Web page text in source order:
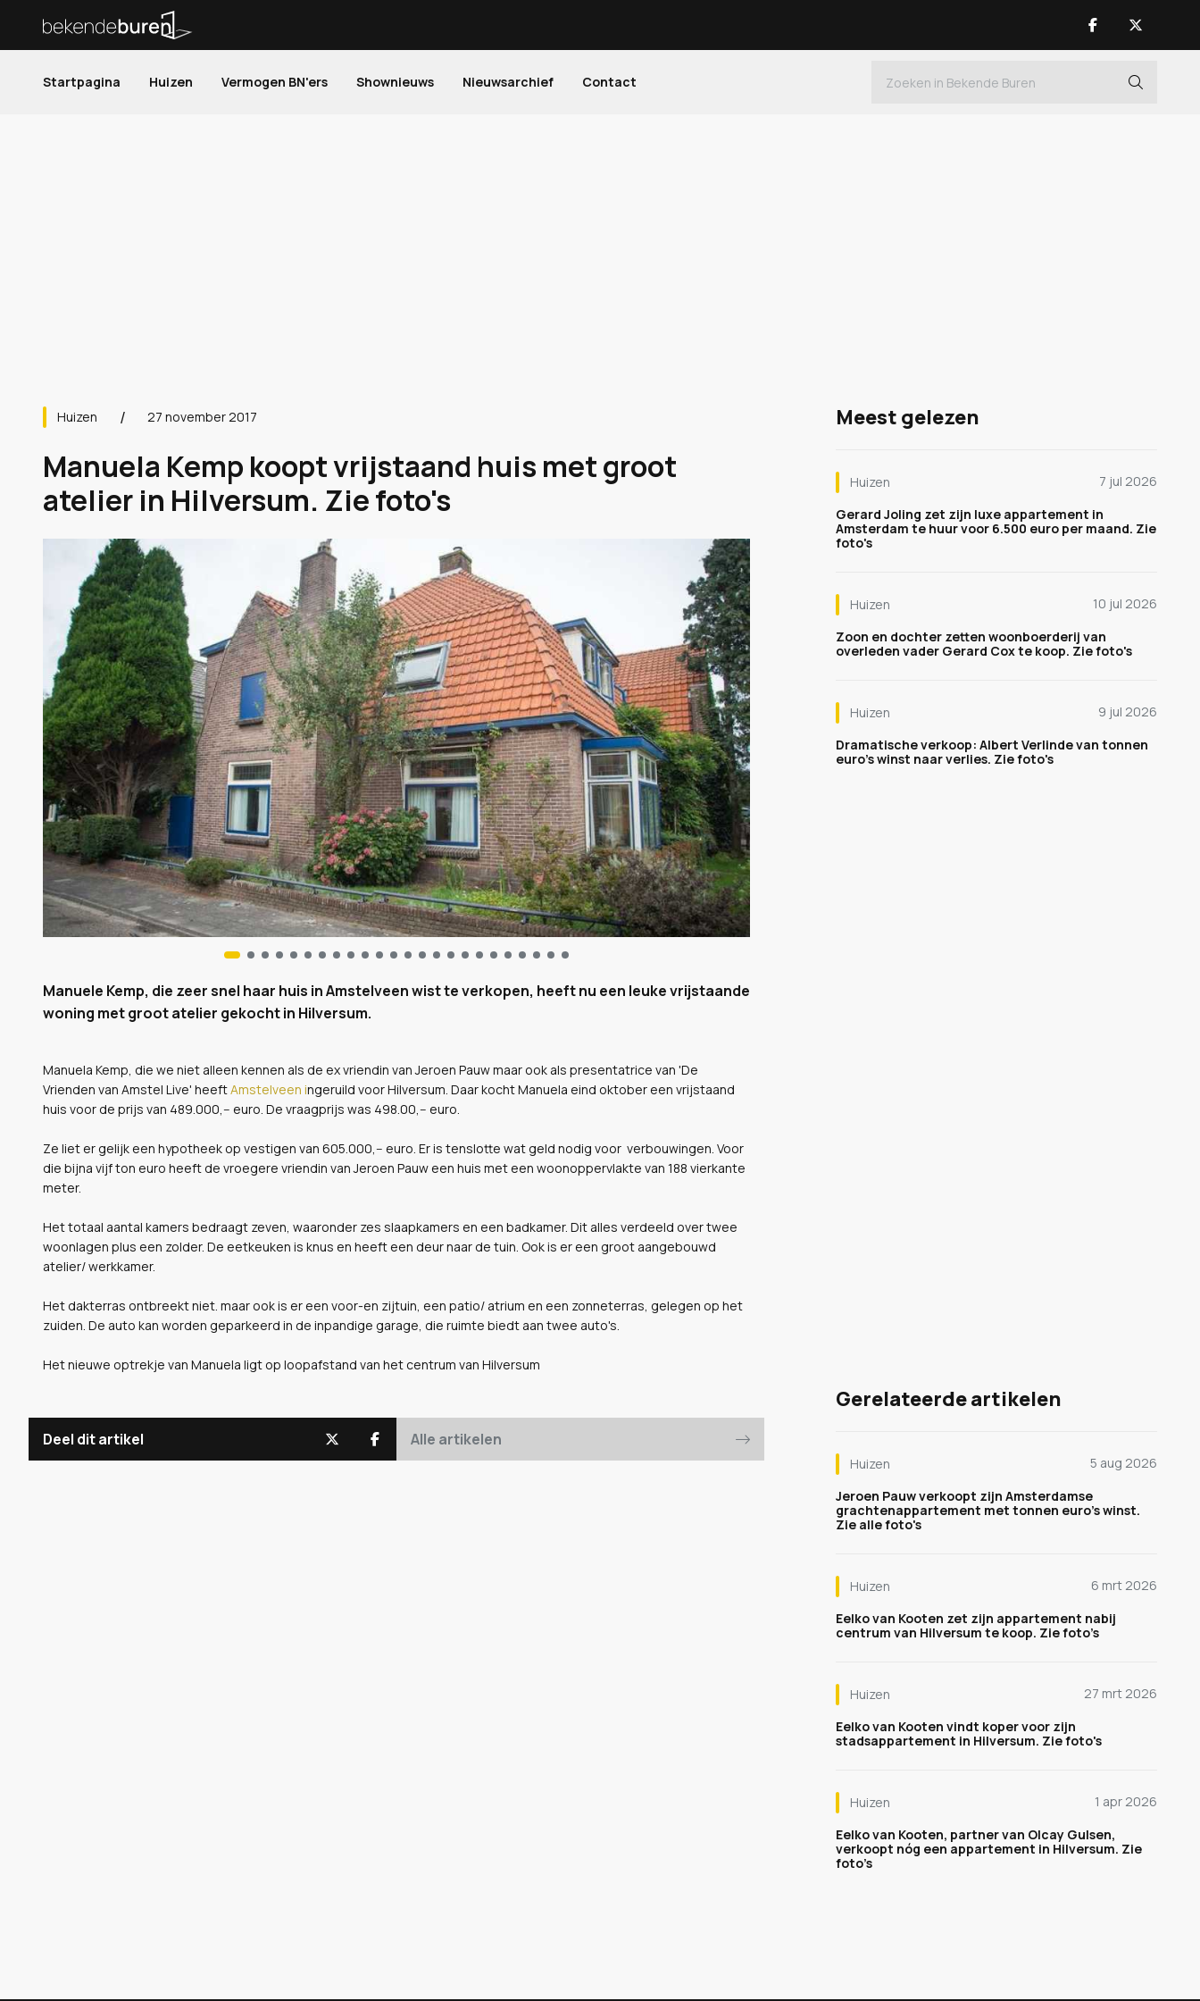
Startpagina Huizen Vermogen BN'ers Shownieuws Nieuwsarchief Contact
Huizen 27 november 2017
Manuela Kemp koopt vrijstaand huis met groot
atelier in Hilversum. Zie foto's
Manuele Kemp, die zeer snel haar huis in Amstelveen wist te verkopen, heeft nu een leuke vrijstaande
woning met groot atelier gekocht in Hilversum.
Manuela Kemp, die we niet alleen kennen als de ex vriendin van Jeroen Pauw maar ook als presentatrice van 'De
Vrienden van Amstel Live' heeftAmstelveen ingeruild voor Hilversum. Daar kocht Manuela eind oktober een vrijstaand
huis voor de prijs van 489.000,-- euro. De vraagprijs was 498.00,-- euro.
Ze liet er gelijk een hypotheek op vestigen van 605.000,-- euro. Er is tenslotte wat geld nodig voor verbouwingen. Voor
die bijna vijf ton euro heeft de vroegere vriendin van Jeroen Pauw een huis met een woonoppervlakte van 188 vierkante
meter.
Het totaal aantal kamers bedraagt zeven, waaronder zes slaapkamers en een badkamer. Dit alles verdeeld over twee
woonlagen plus een zolder. De eetkeuken is knus en heeft een deur naar de tuin. Ook is er een groot aangebouwd
atelier/ werkkamer.
Het dakterras ontbreekt niet. maar ook is er een voor-en zijtuin, een patio/ atrium en een zonneterras, gelegen op het
zuiden. De auto kan worden geparkeerd in de inpandige garage, die ruimte biedt aan twee auto's.
Het nieuwe optrekje van Manuela ligt op loopafstand van het centrum van Hilversum
Deel dit artikel Alle artikelen
Meest gelezen
Huizen
7 jul 2026
Gerard Joling zet zijn luxe appartement in
Amsterdam te huur voor 6.500 euro per maand. Zie
foto's
Huizen
10 jul 2026
Zoon en dochter zetten woonboerderij van
overleden vader Gerard Cox te koop. Zie foto's
Huizen
9 jul 2026
Dramatische verkoop: Albert Verlinde van tonnen
euro's winst naar verlies. Zie foto's
Gerelateerde artikelen
Huizen
5 aug 2026
Jeroen Pauw verkoopt zijn Amsterdamse
grachtenappartement met tonnen euro's winst.
Zie alle foto's
Huizen
6 mrt 2026
Eelko van Kooten zet zijn appartement nabij
centrum van Hilversum te koop. Zie foto’s
Huizen
27 mrt 2026
Eelko van Kooten vindt koper voor zijn
stadsappartement in Hilversum. Zie foto's
Huizen
1 apr 2026
Eelko van Kooten, partner van Olcay Gulsen,
verkoopt nóg een appartement in Hilversum. Zie
foto’s